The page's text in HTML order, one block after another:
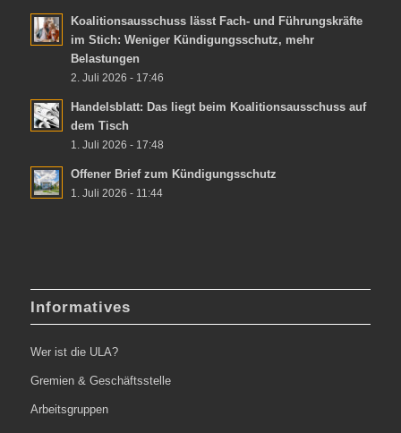
Koalitionsausschuss lässt Fach- und Führungskräfte
im Stich: Weniger Kündigungsschutz, mehr
Belastungen
2. Juli 2026 - 17:46
Handelsblatt: Das liegt beim Koalitionsausschuss auf
dem Tisch
1. Juli 2026 - 17:48
Offener Brief zum Kündigungsschutz
1. Juli 2026 - 11:44
Informatives
Wer ist die ULA?
Gremien & Geschäftsstelle
Arbeitsgruppen